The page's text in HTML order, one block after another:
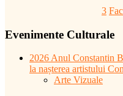
3
Evenimente Culturale
2026 Anul Constantin
la nașterea artistului
Arte Vizuale